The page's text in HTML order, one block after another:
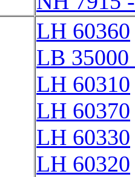
LH 60360
LB
LH 60310
LH 60370
LH 60330
LH 60320